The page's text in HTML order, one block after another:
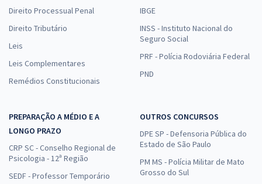
Direito Processual Penal
Direito Tributário
Leis
Leis Complementares
Remédios Constitucionais
IBGE
INSS - Instituto Nacional do
Seguro Social
PRF - Polícia Rodoviária Federal
PND
PREPARAÇÃO A MÉDIO E A
LONGO PRAZO
CRP SC - Conselho Regional de
Psicologia - 12ª Região
SEDF - Professor Temporário
OUTROS CONCURSOS
DPE SP - Defensoria Pública do
Estado de São Paulo
PM MS - Polícia Militar de Mato
Grosso do Sul